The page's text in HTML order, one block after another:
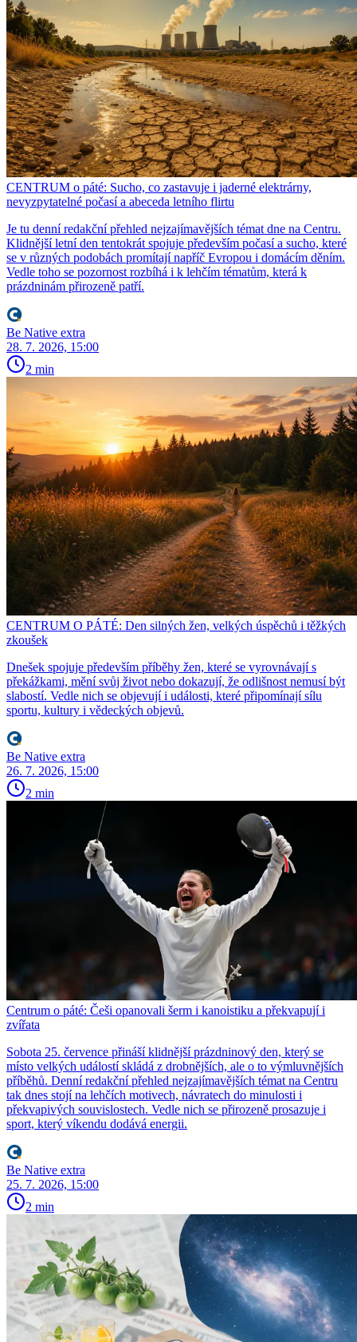
CENTRUM o páté: Sucho, co zastavuje i jaderné elektrárny,
nevyzpytatelné počasí a abeceda letního flirtu
Je tu denní redakční přehled nejzajímavějších témat dne na Centru.
Klidnější letní den tentokrát spojuje především počasí a sucho, které
se v různých podobách promítají napříč Evropou i domácím děním.
Vedle toho se pozornost rozbíhá i k lehčím tématům, která k
prázdninám přirozeně patří.
Be Native extra
28. 7. 2026, 15:00
2 min
CENTRUM O PÁTÉ: Den silných žen, velkých úspěchů i těžkých
zkoušek
Dnešek spojuje především příběhy žen, které se vyrovnávají s
překážkami, mění svůj život nebo dokazují, že odlišnost nemusí být
slabostí. Vedle nich se objevují i události, které připomínají sílu
sportu, kultury i vědeckých objevů.
Be Native extra
26. 7. 2026, 15:00
2 min
Centrum o páté: Češi opanovali šerm i kanoistiku a překvapují i
zvířata
Sobota 25. července přináší klidnější prázdninový den, který se
místo velkých událostí skládá z drobnějších, ale o to výmluvnějších
příběhů. Denní redakční přehled nejzajímavějších témat na Centru
tak dnes stojí na lehčích motivech, návratech do minulosti i
překvapivých souvislostech. Vedle nich se přirozeně prosazuje i
sport, který víkendu dodává energii.
Be Native extra
25. 7. 2026, 15:00
2 min